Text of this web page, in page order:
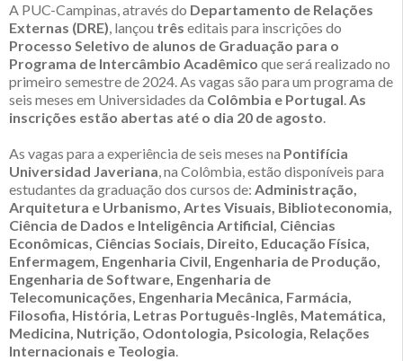
A PUC-Campinas, através do Departamento de Relações
Externas (DRE), lançou três editais para inscrições do
Processo Seletivo de alunos de Graduação para o
Programa de Intercâmbio Acadêmico que será realizado no
primeiro semestre de 2024. As vagas são para um programa de
seis meses em Universidades da Colômbia e Portugal.As
inscrições estão abertas até o dia 20 de agosto.
As vagas para a experiência de seis meses na Pontifícia
Universidad Javeriana, na Colômbia, estão disponíveis para
estudantes da graduação dos cursos de: Administração,
Arquitetura e Urbanismo, Artes Visuais, Biblioteconomia,
Ciência de Dados e Inteligência Artificial, Ciências
Econômicas, Ciências Sociais, Direito, Educação Física,
Enfermagem, Engenharia Civil, Engenharia de Produção,
Engenharia de Software, Engenharia de
Telecomunicações, Engenharia Mecânica, Farmácia,
Filosofia, História, Letras Português-Inglês, Matemática,
Medicina, Nutrição, Odontologia, Psicologia, Relações
Internacionais e Teologia.